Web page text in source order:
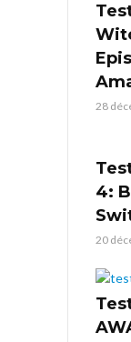
28
4:
20